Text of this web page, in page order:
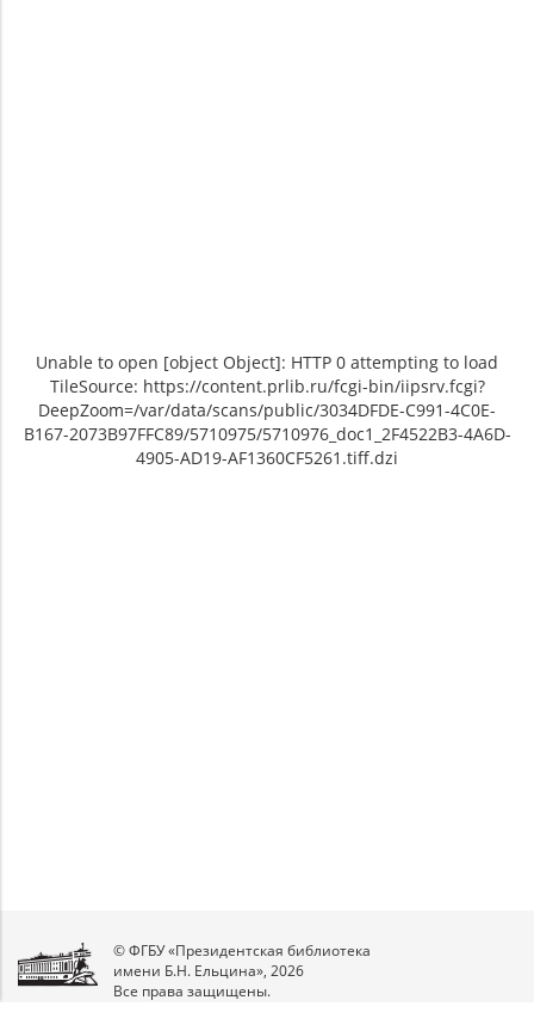
Unable to open [object Object]: HTTP 0 attempting to load
TileSource: https://content.prlib.ru/fcgi-bin/iipsrv.fcgi?
DeepZoom=/var/data/scans/public/3034DFDE-C991-4C0E-
B167-2073B97FFC89/5710975/5710976_doc1_2F4522B3-4A6D-
4905-AD19-AF1360CF5261.tiff.dzi
© ФГБУ «Президентская библиотека
имени Б.Н. Ельцина», 2026
Все права защищены.